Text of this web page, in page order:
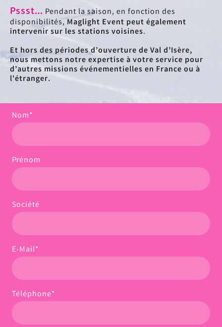
Pssst… Pendant la saison, en fonction des
disponibilités, Maglight Event peut également
intervenir sur les stations voisines.
Et hors des périodes d’ouverture de Val d’Isère,
nous mettons notre expertise à votre service pour
d’autres missions événementielles en France ou à
l'étranger.
Nom*
Prénom
Société
E-Mail*
Téléphone*